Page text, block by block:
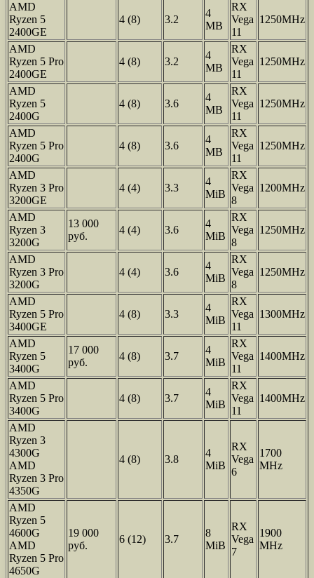
AMD
Ryzen 5
2400GE
4 (8) 3.2
4
MB
RX
Vega
11
1250MHz
AMD
Ryzen 5 Pro
2400GE
4 (8) 3.2
4
MB
RX
Vega
11
1250MHz
AMD
Ryzen 5
2400G
4 (8) 3.6
4
MB
RX
Vega
11
1250MHz
AMD
Ryzen 5 Pro
2400G
4 (8) 3.6
4
MB
RX
Vega
11
1250MHz
AMD
Ryzen 3 Pro
3200GE
4 (4) 3.3
4
MiB
RX
Vega
8
1200MHz
AMD
Ryzen 3
3200G
13 000
руб.
4 (4) 3.6
4
MiB
RX
Vega
8
1250MHz
AMD
Ryzen 3 Pro
3200G
4 (4) 3.6
4
MiB
RX
Vega
8
1250MHz
AMD
Ryzen 5 Pro
3400GE
4 (8) 3.3
4
MiB
RX
Vega
11
1300MHz
AMD
Ryzen 5
3400G
17 000
руб.
4 (8) 3.7
4
MiB
RX
Vega
11
1400MHz
AMD
Ryzen 5 Pro
3400G
4 (8) 3.7
4
MiB
RX
Vega
11
1400MHz
AMD
Ryzen 3
4300G
AMD
Ryzen 3 Pro
4350G
4 (8) 3.8
4
MiB
RX
Vega
6
1700
MHz
AMD
Ryzen 5
4600G
AMD
Ryzen 5 Pro
4650G
19 000
руб.
6 (12) 3.7
8
MiB
RX
Vega
7
1900
MHz